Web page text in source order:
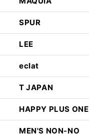
SPUR
LEE
eclat
T JAPAN
HAPPY PLUS ONE
MEN'S NON-NO